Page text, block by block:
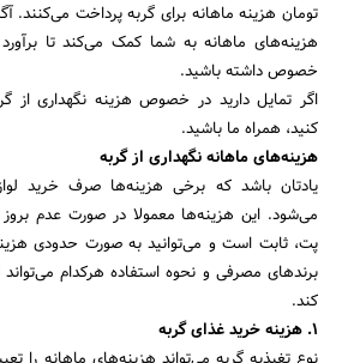
تومان هزینه ماهانه برای گربه پرداخت می‌کنند.
هزینه‌های ماهانه به شما کمک می‌کند تا
خصوص داشته باشید.
اگر تمایل دارید در خصوص هزینه نگهداری از
کنید، همراه ما باشید.
هزینه‌های ماهانه نگهداری از گربه
یادتان باشد که برخی هزینه‌ها صرف خرید
می‌شود. این هزینه‌ها معمولا در صورت عدم
پت، ثابت است و می‌توانید به صورت حدودی
برندهای مصرفی و نحوه استفاده هرکدام می‌تواند
کند.
1. هزینه خرید غذای گربه